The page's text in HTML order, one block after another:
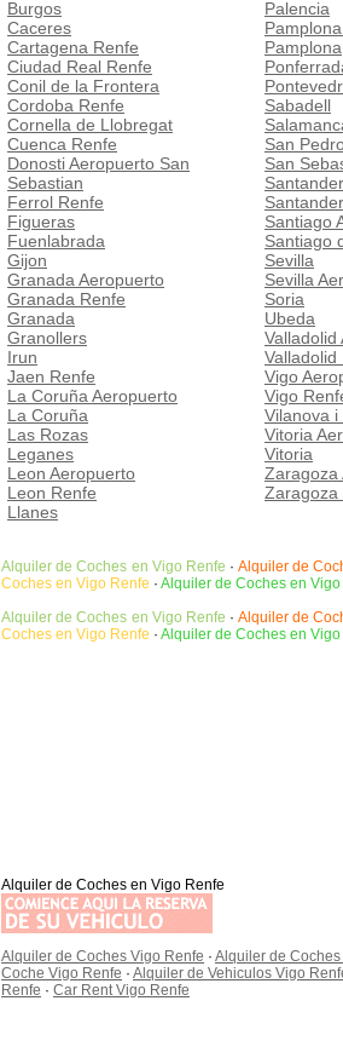
Burgos
Caceres
Cartagena Renfe
Ciudad Real Renfe
Conil de la Frontera
Cordoba Renfe
Cornella de Llobregat
Cuenca Renfe
Donosti Aeropuerto San
Sebastian
Ferrol Renfe
Figueras
Fuenlabrada
Gijon
Granada Aeropuerto
Granada Renfe
Granada
Granollers
Irun
Jaen Renfe
La Coruña Aeropuerto
La Coruña
Las Rozas
Leganes
Leon Aeropuerto
Leon Renfe
Llanes
Palencia
Pamplona
Sabadell
San
San
Santiago
Santiago
Sevilla
Sevilla
Soria
Ubeda
Valladolid
Valladolid
Vigo
Vigo
Vilanova
Vitoria
Vitoria
Zaragoza
Zaragoza
Alquiler de Coches en Vigo Renfe · Alquiler de
Coches en Vigo Renfe · Alquiler de Coches en
Alquiler de Coches en Vigo Renfe · Alquiler de
Coches en Vigo Renfe · Alquiler de Coches en
Alquiler de Coches en Vigo Renfe
Alquiler de Coches Vigo Renfe · Alquiler de
Coche Vigo Renfe · Alquiler de Vehiculos Vigo
Renfe · Car Rent Vigo Renfe